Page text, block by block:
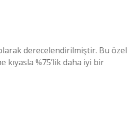
derecelendirilmiştir. Bu özel
kıyasla %75’lik daha iyi bir